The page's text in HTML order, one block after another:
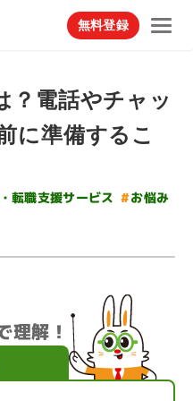
無料登録
？電話やチャッ
に準備するこ
転職支援サービス #お悩み
理解！